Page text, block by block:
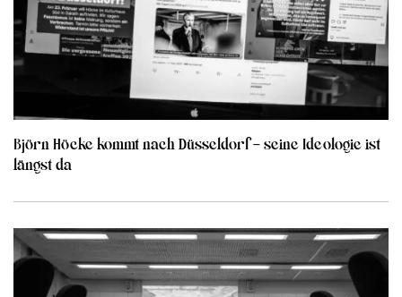
Björn Höcke kommt nach Düsseldorf – seine Ideologie ist
längst da